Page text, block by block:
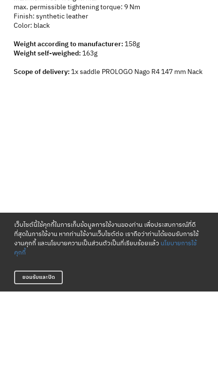
เว็บไซต์นี้ใช้คุกกี้ในการเก็บข้อมูลการใช้งานของท่าน เพื่อประสบการณ์ที่ดี
ที่สุดในการใช้งาน หากท่านใช้งานเว็บไซต์ต่อ เราถือว่าท่านได้ยอมรับการใช้
งานคุกกี้ และนโยบายความเป็นส่วนตัวเป็นที่เรียบร้อยแล้ว นโยบายการใช้
คุกกี้
ยอมรับและปิด
max. permissible tightening torque: 9 Nm
Finish: synthetic leather
Color: black
Weight according to manufacturer: 158g
Weight self-weighed: 163g
Scope of delivery: 1x saddle PROLOGO Nago R4 147 mm Nack